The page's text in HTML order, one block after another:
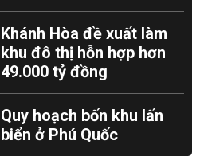
Khánh Hòa đề xuất làm
khu đô thị hỗn hợp hơn
49.000 tỷ đồng
Quy hoạch bốn khu lấn
biển ở Phú Quốc